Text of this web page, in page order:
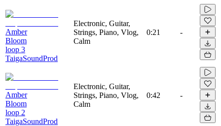
Amber
Bloom
loop 3
TaigaSoundProd
Electronic, Guitar,
Strings, Piano, Vlog,
Calm
0:21 -
Amber
Bloom
loop 2
TaigaSoundProd
Electronic, Guitar,
Strings, Piano, Vlog,
Calm
0:42 -